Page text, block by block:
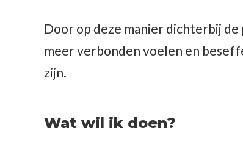
Door op deze manier dichterbij
meer verbonden voelen en
zijn.
Wat wil ik doen?